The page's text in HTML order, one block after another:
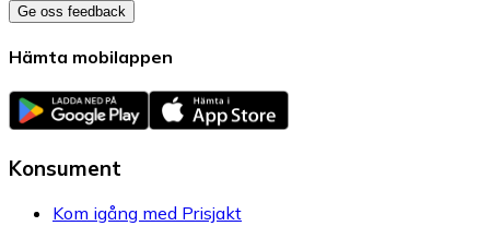
Ge oss feedback
Hämta mobilappen
Konsument
Kom igång med Prisjakt